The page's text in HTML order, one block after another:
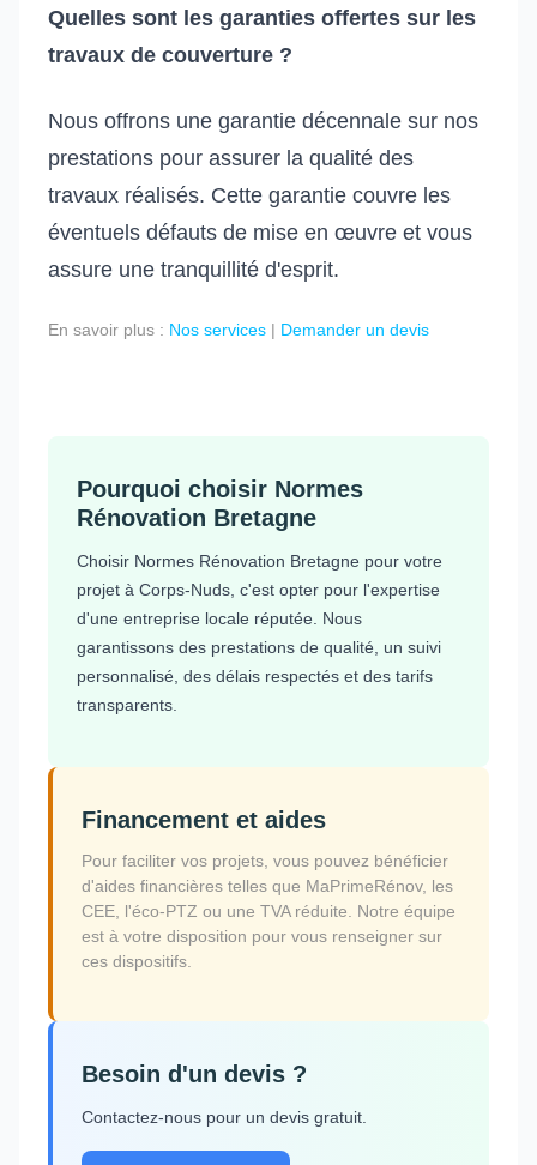
Quelles sont les garanties offertes sur les
travaux de couverture ?
Nous offrons une garantie décennale sur nos
prestations pour assurer la qualité des
travaux réalisés. Cette garantie couvre les
éventuels défauts de mise en œuvre et vous
assure une tranquillité d'esprit.
En savoir plus : Nos services | Demander un devis
Pourquoi choisir Normes
Rénovation Bretagne
Choisir Normes Rénovation Bretagne pour votre
projet à Corps-Nuds, c'est opter pour l'expertise
d'une entreprise locale réputée. Nous
garantissons des prestations de qualité, un suivi
personnalisé, des délais respectés et des tarifs
transparents.
Financement et aides
Pour faciliter vos projets, vous pouvez bénéficier
d'aides financières telles que MaPrimeRénov, les
CEE, l'éco-PTZ ou une TVA réduite. Notre équipe
est à votre disposition pour vous renseigner sur
ces dispositifs.
Besoin d'un devis ?
Contactez-nous pour un devis gratuit.